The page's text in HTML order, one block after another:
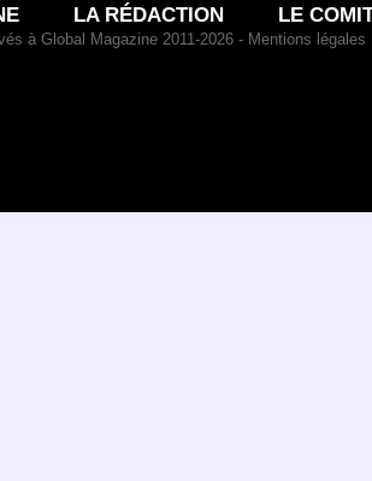
LA RÉDACTION LE
à Global Magazine 2011-2026 - Mentions légales